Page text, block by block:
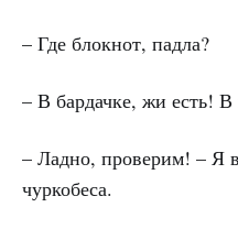
– Где блокнот, падла?
– В бардачке, жи есть!
– Ладно, проверим! – Я
чуркобеса.